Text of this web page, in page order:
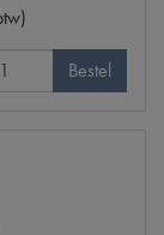
Bestel